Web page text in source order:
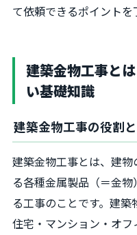
て依頼できるポイントを
建築金物工事と
い基礎知識
建築金物工事の役割
建築金物工事とは、建
る各種金属製品（＝金
る工事のことです。建築
住宅・マンション・オ